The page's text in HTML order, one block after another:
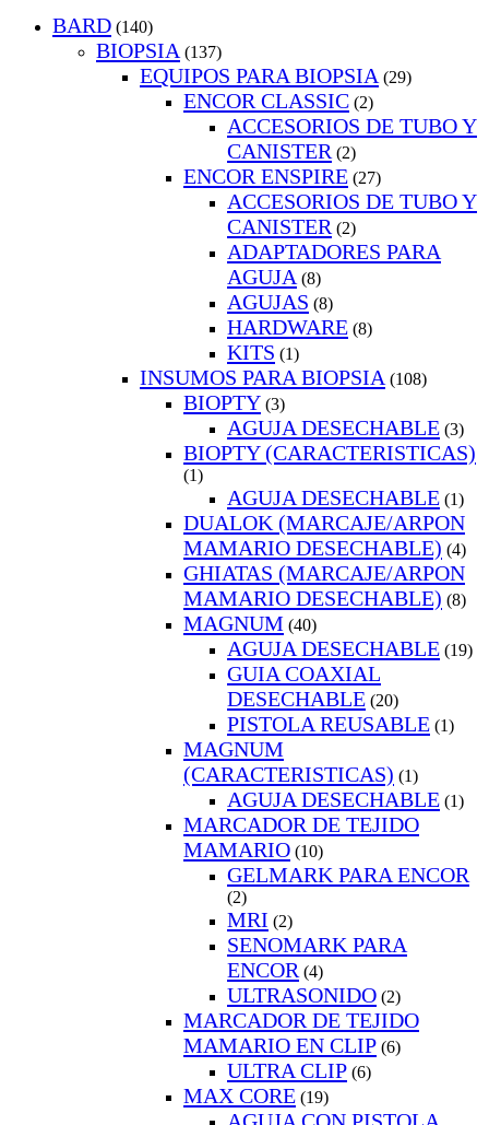
BARD (140)
BIOPSIA (137)
EQUIPOS PARA BIOPSIA (29)
ENCOR CLASSIC (2)
ACCESORIOS DE TUBO Y
CANISTER (2)
ENCOR ENSPIRE (27)
ACCESORIOS DE TUBO Y
CANISTER (2)
ADAPTADORES PARA
AGUJA (8)
AGUJAS (8)
HARDWARE (8)
KITS (1)
INSUMOS PARA BIOPSIA (108)
BIOPTY (3)
AGUJA DESECHABLE (3)
BIOPTY (CARACTERISTICAS)
(1)
AGUJA DESECHABLE (1)
DUALOK (MARCAJE/ARPON
MAMARIO DESECHABLE) (4)
GHIATAS (MARCAJE/ARPON
MAMARIO DESECHABLE) (8)
MAGNUM (40)
AGUJA DESECHABLE (19)
GUIA COAXIAL
DESECHABLE (20)
PISTOLA REUSABLE (1)
MAGNUM
(CARACTERISTICAS) (1)
AGUJA DESECHABLE (1)
MARCADOR DE TEJIDO
MAMARIO (10)
GELMARK PARA ENCOR
(2)
MRI (2)
SENOMARK PARA
ENCOR (4)
ULTRASONIDO (2)
MARCADOR DE TEJIDO
MAMARIO EN CLIP (6)
ULTRA CLIP (6)
MAX CORE (19)